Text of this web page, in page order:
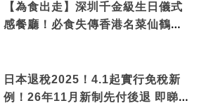
【為食出走】深圳千金級生日儀式
感餐廳！必食失傳香港名菜仙鶴神
日本退稅2025！4.1起實行免稅新
例！26年11月新制先付後退 即睇步